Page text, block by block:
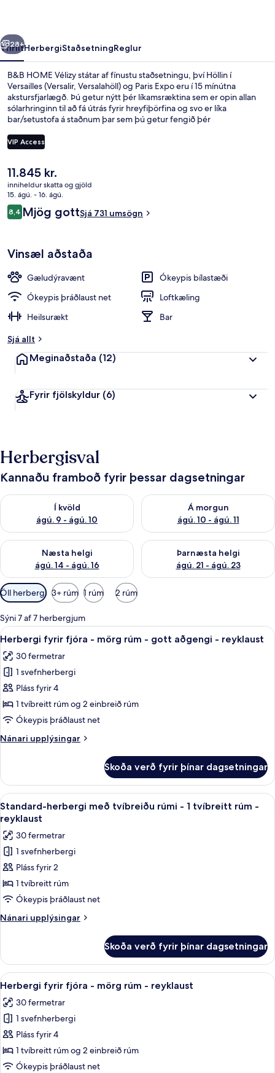
Næsta
28+
YfirlitHerbergiStaðsetningReglur
B&B HOME Vélizy státar af fínustu staðsetningu, því Höllin í
Versailles (Versalir, Versalahöll) og Paris Expo eru í 15 mínútna
akstursfjarlægð. Þú getur nýtt þér líkamsræktina sem er opin allan
sólarhringinn til að fá útrás fyrir hreyfiþörfina og svo er líka
bar/setustofa á staðnum þar sem þú getur fengið þér
staðarins eru skyndibitastaður/sælkeraverslun og verönd. Aðrir
gestir hafa sagt að hjálpsamt starfsfólk sé meðal helstu kosta
almenningssamgöngur: Meudon-la-Forêt-sporvagnastoppistöðin
er í 3 mínútna göngufjarlægð og Georges Millandy-
sporvagnastoppistöðin í 7 mínútna.
VIP Access
Núverandi
verð
er
11.845 kr.
11.845 kr.
inniheldur skatta og gjöld
15. ágú. - 16. ágú.
Umsagnir
8,48,4 af 10
Mjög gottSjá 731 umsögn
Vinsæl aðstaða
Gæludýravænt
Ókeypis bílastæði
Ókeypis þráðlaust net
Loftkæling
Heilsurækt
Bar
Sjá allt
Meginaðstaða (12)
Fyrir fjölskyldur (6)
Herbergisval
Kannaðu framboð fyrir þessar dagsetningar
Í kvöld
ágú. 9 - ágú. 10
Athuga framboð í kvöld ágú. 9 - ágú. 10
Á morgun
ágú. 10 - ágú. 11
Athuga framboð á morgun
Næsta helgi
ágú. 14 - ágú. 16
Athuga framboð næstu helgi ágú. 14 - ágú. 16
Þarnæsta helgi
ágú. 21 - ágú. 23
Athuga framboð þarnæstu
Síur
í
boði
fyrir
herbergi
Öll herbergi 3+ rúm 1 rúm 2 rúm
Sýni 7 af 7 herbergjum
Skoða
allar
myndir
fyrir
Herbergi
fyrir
fjóra
mörg
gott
aðgengi
-
reyklaust
Míníbar, öryggishólf í herbergi,
5
Herbergi fyrir fjóra - mörg rúm - gott aðgengi - reyklaust
30 fermetrar
1 svefnherbergi
Pláss fyrir 4
1 tvíbreitt rúm og 2 einbreið rúm
Ókeypis þráðlaust net
Nánari upplýsingar
Nánari
fyrir
fjóra
-
mörg
rúm
gott
aðgengi
-
reyklaust
Skoða verð fyrir þínar dagsetningar
Skoða
allar
myndir
fyrir
Standard-
herbergi
með
tvíbreiðu
rúmi
-
tvíbreitt
rúm
-
reyklaust
Standard-herbergi með tvíbreiðu
4
Standard-herbergi með tvíbreiðu rúmi - 1 tvíbreitt rúm -
reyklaust
30 fermetrar
1 svefnherbergi
Pláss fyrir 2
1 tvíbreitt rúm
Ókeypis þráðlaust net
Nánari upplýsingar
Nánari
herbergi
með
tvíbreiðu
tvíbreitt
rúm
-
reyklaust
Skoða verð fyrir þínar dagsetningar
Skoða
allar
myndir
fyrir
Herbergi
fyrir
fjóra
Míníbar, öryggishólf í herbergi,
4
Herbergi fyrir fjóra - mörg rúm - reyklaust
30 fermetrar
1 svefnherbergi
Pláss fyrir 4
1 tvíbreitt rúm og 2 einbreið rúm
Ókeypis þráðlaust net